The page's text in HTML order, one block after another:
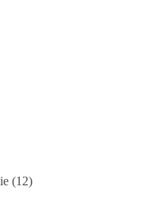
und das Vertrauen
davon, unbequeme
offen zu stellen
der Corona-Politik.
und ohne Tabus.
(12)